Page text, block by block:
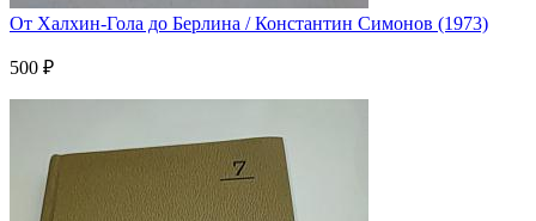
От Халхин-Гола до Берлина / Константин Симонов (1973)
500 ₽